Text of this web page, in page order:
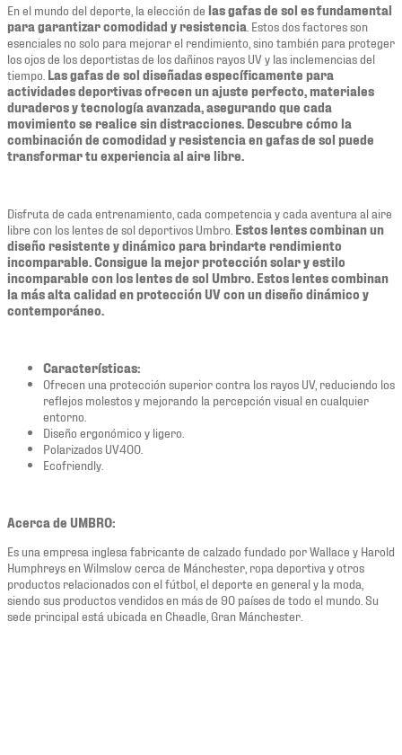
En el mundo del deporte, la elección de las gafas de sol es fundamental
para garantizar comodidad y resistencia . Estos dos factores son
esenciales no solo para mejorar el rendimiento, sino también para proteger
los ojos de los deportistas de los dañinos rayos UV y las inclemencias del
tiempo. Las gafas de sol diseñadas específicamente para
actividades deportivas ofrecen un ajuste perfecto, materiales
duraderos y tecnología avanzada, asegurando que cada
movimiento se realice sin distracciones. Descubre cómo la
combinación de comodidad y resistencia en gafas de sol puede
transformar tu experiencia al aire libre.
Disfruta de cada entrenamiento, cada competencia y cada aventura al aire
libre con los lentes de sol deportivos Umbro. Estos lentes combinan un
diseño resistente y dinámico para brindarte rendimiento
incomparable. Consigue la mejor protección solar y estilo
incomparable con los lentes de sol Umbro. Estos lentes combinan
la más alta calidad en protección UV con un diseño dinámico y
contemporáneo.
Características:
Ofrecen una protección superior contra los rayos UV, reduciendo los
reflejos molestos y mejorando la percepción visual en cualquier
entorno.
Diseño ergonómico y ligero.
Polarizados UV400.
Ecofriendly.
Acerca de UMBRO:
Es una empresa inglesa fabricante de calzado fundado por Wallace y Harold
Humphreys en Wilmslow cerca de Mánchester, ropa deportiva y otros
productos relacionados con el fútbol, el deporte en general y la moda,
siendo sus productos vendidos en más de 90 países de todo el mundo. Su
sede principal está ubicada en Cheadle, Gran Mánchester.